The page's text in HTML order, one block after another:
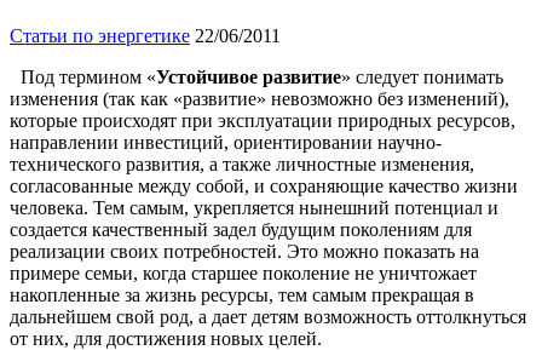
Статьи по энергетике 22/06/2011
Под термином «Устойчивое развитие» следует понимать
изменения (так как «развитие» невозможно без изменений),
которые происходят при эксплуатации природных ресурсов,
направлении инвестиций, ориентировании научно-
технического развития, а также личностные изменения,
согласованные между собой, и сохраняющие качество жизни
человека. Тем самым, укрепляется нынешний потенциал и
создается качественный задел будущим поколениям для
реализации своих потребностей. Это можно показать на
примере семьи, когда старшее поколение не уничтожает
накопленные за жизнь ресурсы, тем самым прекращая в
дальнейшем свой род, а дает детям возможность оттолкнуться
от них, для достижения новых целей.